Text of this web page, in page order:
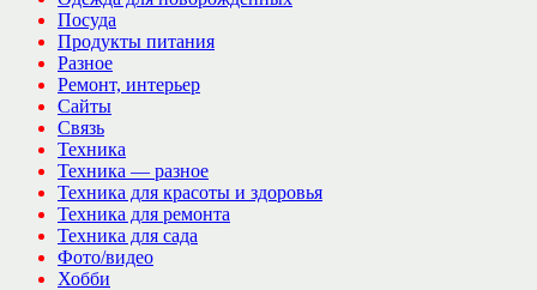
Посуда
Продукты питания
Разное
Ремонт, интерьер
Сайты
Связь
Техника
Техника — разное
Техника для красоты и здоровья
Техника для ремонта
Техника для сада
Фото/видео
Хобби